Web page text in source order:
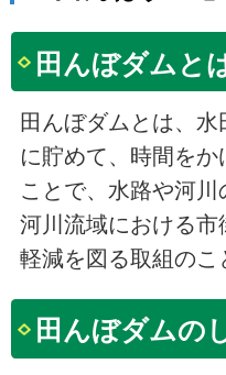
田んぼダムと
田んぼダムとは、
に貯めて、時間を
ことで、水路や河川
河川流域における
軽減を図る取組のこ
田んぼダムの